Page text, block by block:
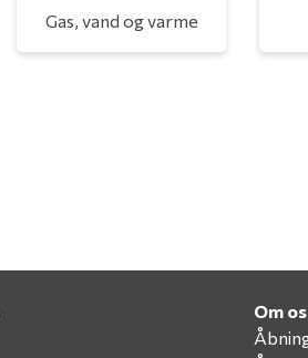
Gas, vand og varme
Om os